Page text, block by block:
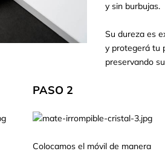
y sin burbujas.
Su dureza es
y protegerá tu
preservando
PASO 2
Colocamos el móvil de manera